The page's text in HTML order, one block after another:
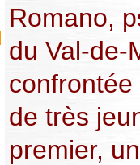
Romano,
du Val-de-
de très
premier,